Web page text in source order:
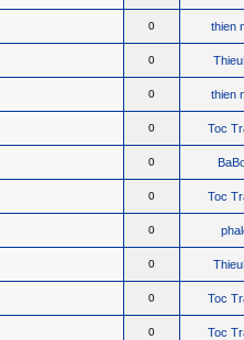
0 thien
0
0 thien
0 Toc
0
0 Toc
0
0
0 Toc
0 Toc